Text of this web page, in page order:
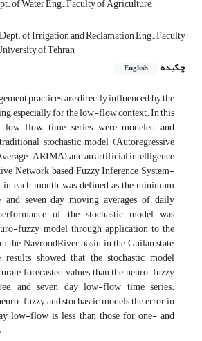
of Water Eng., Faculty of Agriculture,
of Irrigation and Reclamation Eng., Faculty
of Tehran
چکیده
English
practices are directly influenced by the
especially for the low-flow context. In this
low-flow time series were modeled and
stochastic model (Autoregressive
ARIMA) and an artificial intelligence
Network based Fuzzy Inference System-
each month was defined as the minimum
and seven day moving averages of daily
of the stochastic model was
fuzzy model through application to the
the NavroodRiver basin in the Guilan state,
showed that the stochastic model
forecasted values than the neuro-fuzzy
and seven day low-flow time series.
fuzzy and stochastic models the error in
low-flow is less than those for one- and